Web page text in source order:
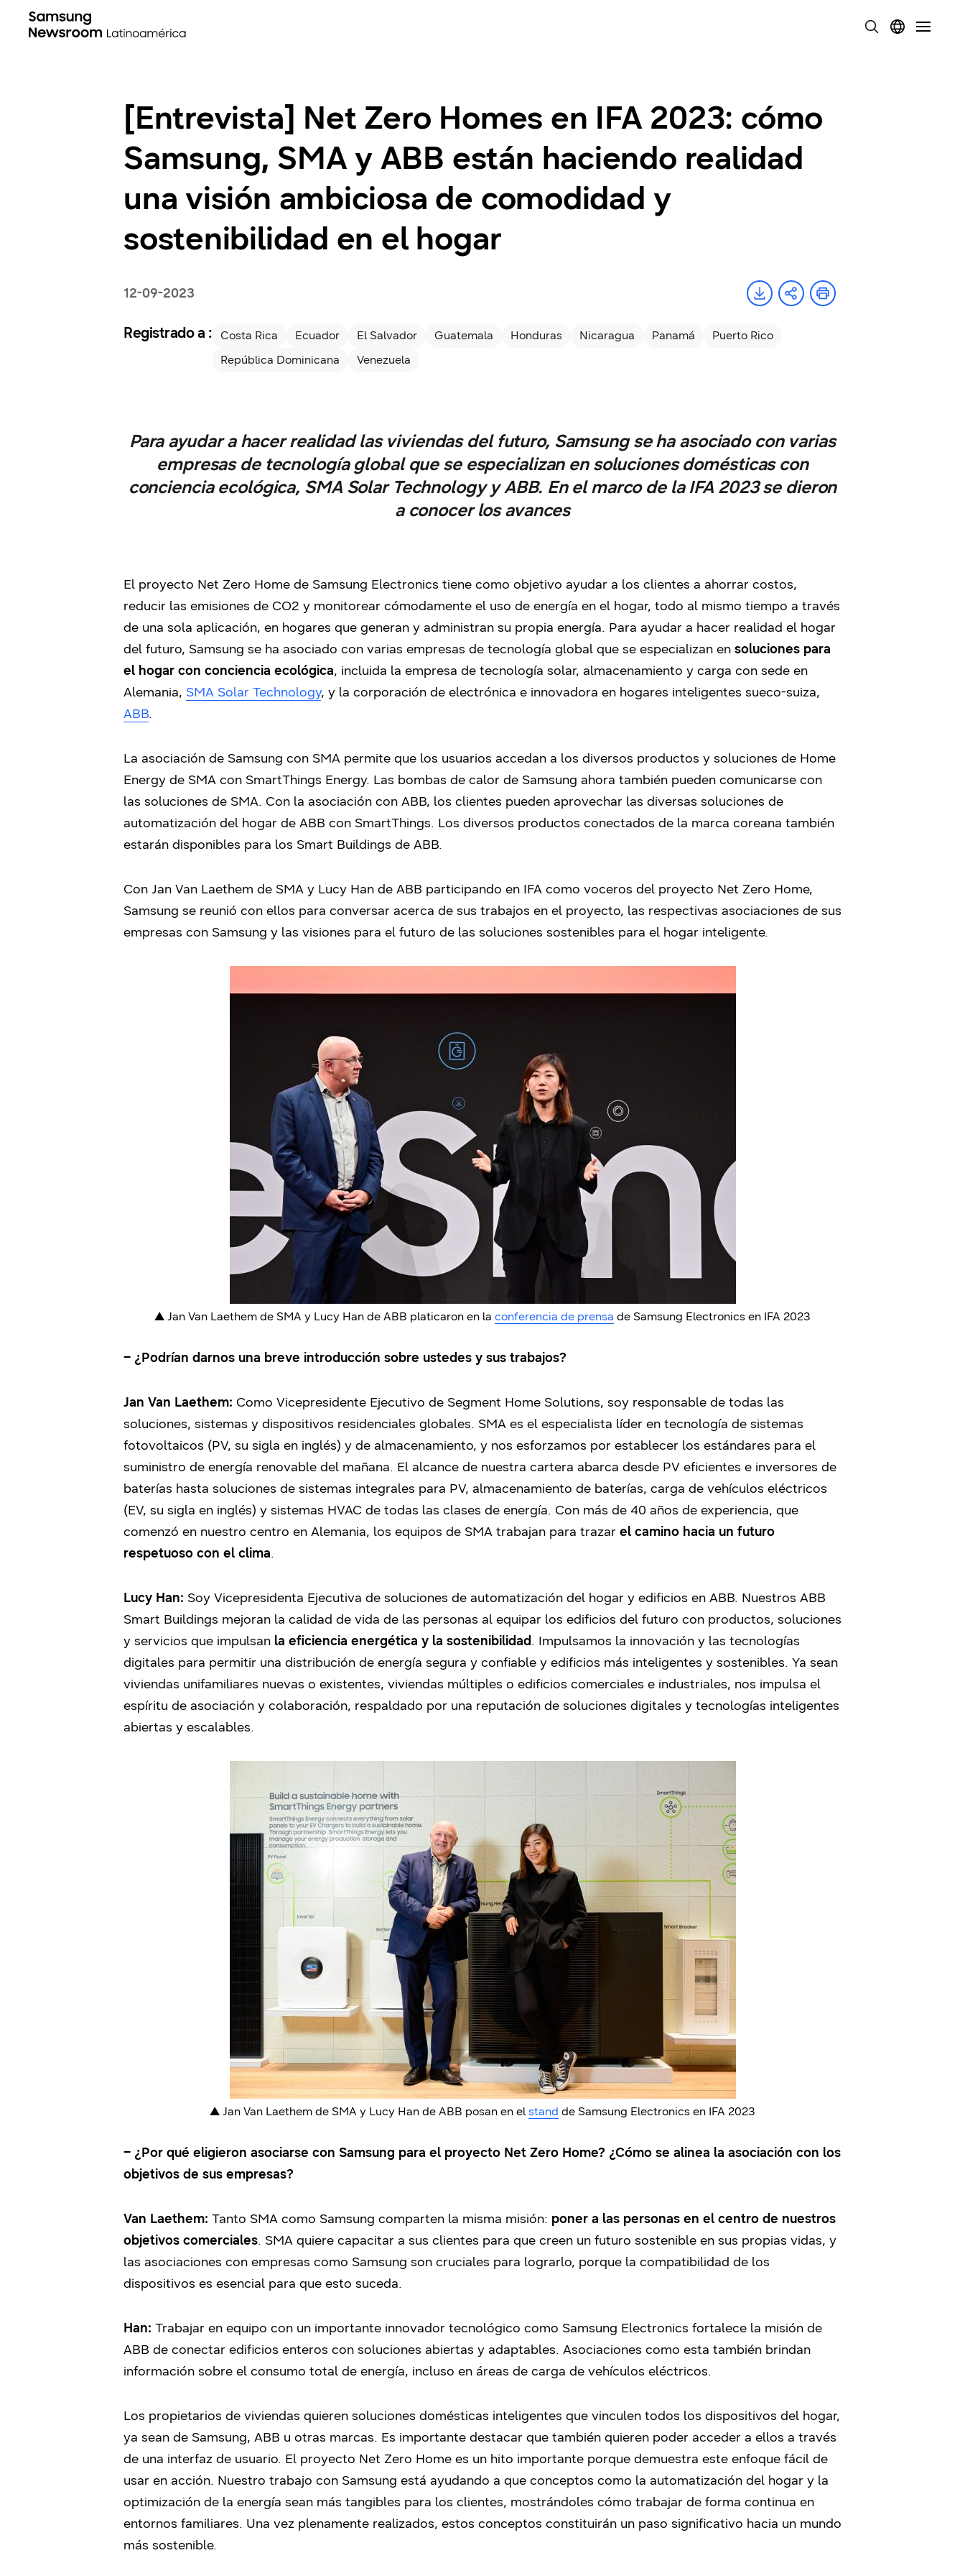
[Entrevista] Net Zero Homes en IFA 2023: cómo
Samsung, SMA y ABB están haciendo realidad
una visión ambiciosa de comodidad y
sostenibilidad en el hogar
12-09-2023
Registrado a : Costa Rica Ecuador El Salvador Guatemala Honduras Nicaragua Panamá
Puerto Rico
República Dominicana
Venezuela
Para ayudar a hacer realidad las viviendas del futuro, Samsung se ha asociado con varias
empresas de tecnología global que se especializan en soluciones domésticas con
conciencia ecológica, SMA Solar Technology y ABB. En el marco de la IFA 2023 se dieron
a conocer los avances
El proyecto Net Zero Home de Samsung Electronics tiene como objetivo ayudar a los clientes a ahorrar costos,
reducir las emisiones de CO2 y monitorear cómodamente el uso de energía en el hogar, todo al mismo tiempo a través
de una sola aplicación, en hogares que generan y administran su propia energía. Para ayudar a hacer realidad el hogar
del futuro, Samsung se ha asociado con varias empresas de tecnología global que se especializan en soluciones para
el hogar con conciencia ecológica, incluida la empresa de tecnología solar, almacenamiento y carga con sede en
Alemania, SMA Solar Technology, y la corporación de electrónica e innovadora en hogares inteligentes sueco-suiza,
ABB.
La asociación de Samsung con SMA permite que los usuarios accedan a los diversos productos y soluciones de Home
Energy de SMA con SmartThings Energy. Las bombas de calor de Samsung ahora también pueden comunicarse con
las soluciones de SMA. Con la asociación con ABB, los clientes pueden aprovechar las diversas soluciones de
automatización del hogar de ABB con SmartThings. Los diversos productos conectados de la marca coreana también
estarán disponibles para los Smart Buildings de ABB.
Con Jan Van Laethem de SMA y Lucy Han de ABB participando en IFA como voceros del proyecto Net Zero Home,
Samsung se reunió con ellos para conversar acerca de sus trabajos en el proyecto, las respectivas asociaciones de sus
empresas con Samsung y las visiones para el futuro de las soluciones sostenibles para el hogar inteligente.
▲ Jan Van Laethem de SMA y Lucy Han de ABB platicaron en la conferencia de prensa de Samsung Electronics en IFA 2023
– ¿Podrían darnos una breve introducción sobre ustedes y sus trabajos?
Jan Van Laethem: Como Vicepresidente Ejecutivo de Segment Home Solutions, soy responsable de todas las
soluciones, sistemas y dispositivos residenciales globales. SMA es el especialista líder en tecnología de sistemas
fotovoltaicos (PV, su sigla en inglés) y de almacenamiento, y nos esforzamos por establecer los estándares para el
suministro de energía renovable del mañana. El alcance de nuestra cartera abarca desde PV eficientes e inversores de
baterías hasta soluciones de sistemas integrales para PV, almacenamiento de baterías, carga de vehículos eléctricos
(EV, su sigla en inglés) y sistemas HVAC de todas las clases de energía. Con más de 40 años de experiencia, que
comenzó en nuestro centro en Alemania, los equipos de SMA trabajan para trazar el camino hacia un futuro
respetuoso con el clima.
Lucy Han: Soy Vicepresidenta Ejecutiva de soluciones de automatización del hogar y edificios en ABB. Nuestros ABB
Smart Buildings mejoran la calidad de vida de las personas al equipar los edificios del futuro con productos, soluciones
y servicios que impulsan la eficiencia energética y la sostenibilidad. Impulsamos la innovación y las tecnologías
digitales para permitir una distribución de energía segura y confiable y edificios más inteligentes y sostenibles. Ya sean
viviendas unifamiliares nuevas o existentes, viviendas múltiples o edificios comerciales e industriales, nos impulsa el
espíritu de asociación y colaboración, respaldado por una reputación de soluciones digitales y tecnologías inteligentes
abiertas y escalables.
▲ Jan Van Laethem de SMA y Lucy Han de ABB posan en el stand de Samsung Electronics en IFA 2023
– ¿Por qué eligieron asociarse con Samsung para el proyecto Net Zero Home? ¿Cómo se alinea la asociación con los
objetivos de sus empresas?
Van Laethem: Tanto SMA como Samsung comparten la misma misión: poner a las personas en el centro de nuestros
objetivos comerciales. SMA quiere capacitar a sus clientes para que creen un futuro sostenible en sus propias vidas, y
las asociaciones con empresas como Samsung son cruciales para lograrlo, porque la compatibilidad de los
dispositivos es esencial para que esto suceda.
Han: Trabajar en equipo con un importante innovador tecnológico como Samsung Electronics fortalece la misión de
ABB de conectar edificios enteros con soluciones abiertas y adaptables. Asociaciones como esta también brindan
información sobre el consumo total de energía, incluso en áreas de carga de vehículos eléctricos.
Los propietarios de viviendas quieren soluciones domésticas inteligentes que vinculen todos los dispositivos del hogar,
ya sean de Samsung, ABB u otras marcas. Es importante destacar que también quieren poder acceder a ellos a través
de una interfaz de usuario. El proyecto Net Zero Home es un hito importante porque demuestra este enfoque fácil de
usar en acción. Nuestro trabajo con Samsung está ayudando a que conceptos como la automatización del hogar y la
optimización de la energía sean más tangibles para los clientes, mostrándoles cómo trabajar de forma continua en
entornos familiares. Una vez plenamente realizados, estos conceptos constituirán un paso significativo hacia un mundo
más sostenible.